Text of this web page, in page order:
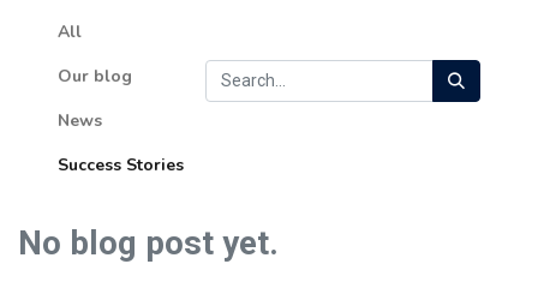
All
Our blog
News
Success Stories
No blog post yet.